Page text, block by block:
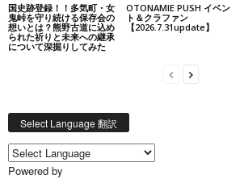
国史跡登録！！多気町・女
鬼峠を守り続ける保存会の
想いとは？熊野古道に込め
られた祈りと未来への継承
について深掘りしてみた
OTONAMIE PUSH イベン
ト＆クラファン
【2026.7.31update】
Select Language 翻訳
Powered by